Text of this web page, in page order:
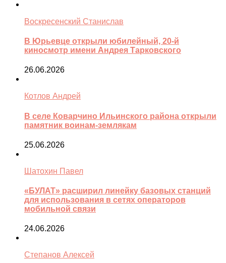
Воскресенский Станислав
В Юрьевце открыли юбилейный, 20-й
киносмотр имени Андрея Тарковского
26.06.2026
Котлов Андрей
В селе Коварчино Ильинского района открыли
памятник воинам-землякам
25.06.2026
Шатохин Павел
«БУЛАТ» расширил линейку базовых станций
для использования в сетях операторов
мобильной связи
24.06.2026
Степанов Алексей